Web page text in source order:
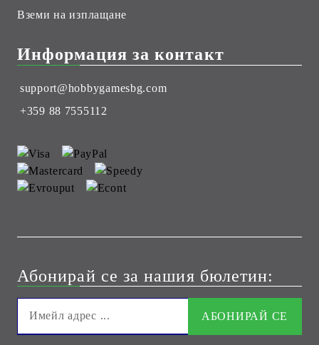
Вземи на изплащане
Информация за контакт
support@hobbygamesbg.com
+359 88 7555112
Абонирай се за нашия бюлетин: